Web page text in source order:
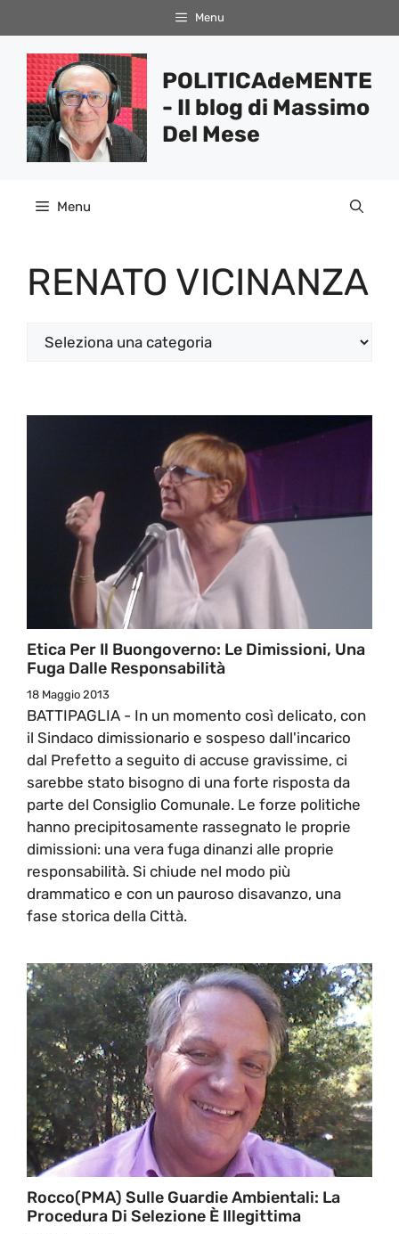
al
contenuto
Menu
POLITICAdeMENTE
- Il blog di Massimo
Del Mese
Menu
RENATO VICINANZA
Categorie
Etica Per Il Buongoverno: Le Dimissioni, Una
Fuga Dalle Responsabilità
18 Maggio 2013
BATTIPAGLIA - In un momento così delicato, con
il Sindaco dimissionario e sospeso dall'incarico
dal Prefetto a seguito di accuse gravissime, ci
sarebbe stato bisogno di una forte risposta da
parte del Consiglio Comunale. Le forze politiche
hanno precipitosamente rassegnato le proprie
dimissioni: una vera fuga dinanzi alle proprie
responsabilità. Si chiude nel modo più
drammatico e con un pauroso disavanzo, una
fase storica della Città.
Rocco(PMA) Sulle Guardie Ambientali: La
Procedura Di Selezione È Illegittima